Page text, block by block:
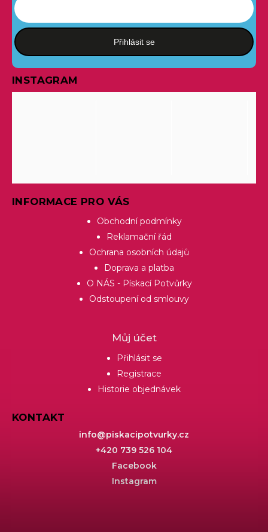
Přihlásit se
INSTAGRAM
INFORMACE PRO VÁS
Obchodní podmínky
Reklamační řád
Ochrana osobních údajů
Doprava a platba
O NÁS - Pískací Potvůrky
Odstoupení od smlouvy
Můj účet
Přihlásit se
Registrace
Historie objednávek
KONTAKT
info@piskacipotvurky.cz
+420 739 526 104
Facebook
Instagram